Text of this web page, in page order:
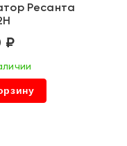
Ресанта
₽